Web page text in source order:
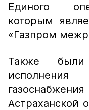
Единого
которым
«Газпром
Также были
исполнения
Астраханской